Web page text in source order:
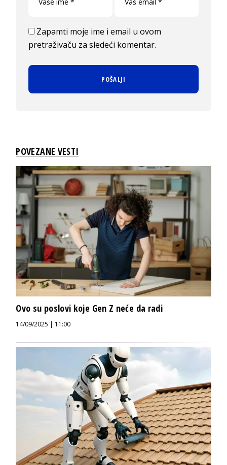
Zapamti moje ime i email u ovom
pretraživaču za sledeći komentar.
POVEZANE VESTI
Ovo su poslovi koje Gen Z neće da radi
14/09/2025 | 11:00